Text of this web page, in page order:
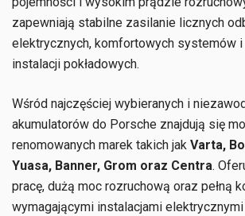
zapewniają stabilne zasilanie licznych
elektrycznych, komfortowych systemów
instalacji pokładowych.
Wśród najczęściej wybieranych i
akumulatorów do Porsche znajdują się
renomowanych marek takich jak Varta,
Yuasa, Banner, Grom oraz Centra.
pracę, dużą moc rozruchową oraz pełną
wymagającymi instalacjami